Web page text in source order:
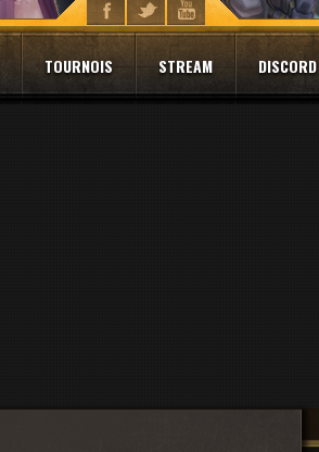
TOURNOIS STREAM DISCORD